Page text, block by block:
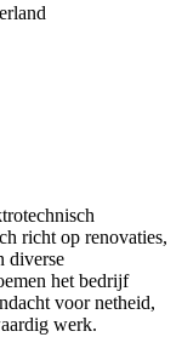
richt op renovaties,
diverse
het bedrijf
voor netheid,
werk.